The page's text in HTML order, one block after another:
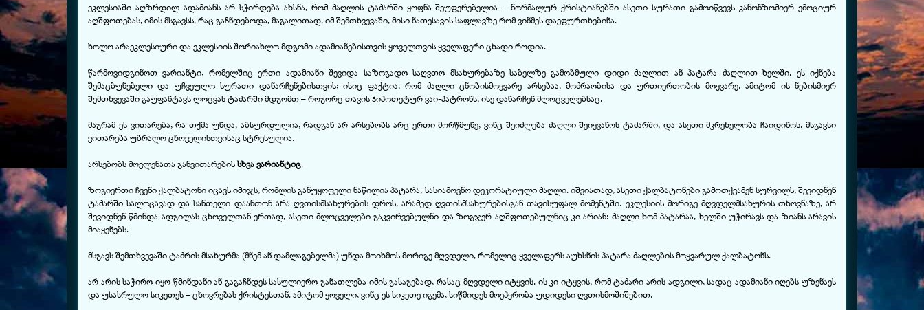
ეკლესიაში აღზრდილ ადამიანს არ სჭირდება ახსნა, რომ ძაღლის ტაძარში ყოფნა შეუფერებელია – ნორმალურ ქრისტიანებში ასეთი სურათი გამოიწვევს კანონზომიერ ემოციურ
აღშფოთებას, იმის მსგავსს, რაც გაჩნდებოდა, მაგალითად, იმ შემთხვევაში, მისი ნათესავის საფლავზე რომ ვინმეს დაეფურთხებინა.
ხოლო არაეკლესიური და ეკლესიის შორიახლო მდგომი ადამიანებისთვის ყოველთვის ყველაფერი ცხადი როდია.
წარმოვიდგინოთ ვარიანტი, რომელშიც ერთი ადამიანი შევიდა საზოგადო საღვთო მსახურებაზე საბელზე გამობმული დიდი ძაღლით ან პატარა ძაღლით ხელში. ეს იქნება
შემაცბუნებელი და უჩვეულო სურათი დანარჩენებისთვის; ისიც ფაქტია, რომ ძაღლი ცნობისმოყვარე არსებაა, მოძრაობისა და ურთიერთობის მოყვარე. ამიტომ ის ნებისმიერ
შემთხვევაში გაუფანტავს ლოცვას ტაძარში მდგომთ – როგორც თავის ჰიპოთეტურ ვაი-პატრონს, ისე დანარჩენ მლოცველებსაც.
მაგრამ ეს ვითარება, რა თქმა უნდა, აბსურდულია, რადგან არ არსებობს არც ერთი მორწმუნე, ვინც შეიძლება ძაღლი შეიყვანოს ტაძარში, და ასეთი მკრეხელობა ჩაიდინოს. მსგავსი
ვითარება უბრალო ცხოველისთვისაც სტრესულია.
არსებობს მოვლენათა განვითარებისსხვა ვარიანტიც.
ზოგიერთი ჩვენი ქალბატონი იცავს იმიჯს, რომლის განუყოფელი ნაწილია პატარა, სასიამოვნო დეკორატიული ძაღლი. იშვიათად, ასეთი ქალბატონები გამოთქვამენ სურვილს, შევიდნენ
ტაძარში სალოცავად და სანთელი დაანთონ არა ღვთისმსახურების დროს, არამედ ღვთისმსახურებისგან თავისუფალ მომენტში. ეკლესიის მორიგე მღვდელმსახურის თხოვნაზე, არ
შევიდნენ წმინდა ადგილას ცხოველთან ერთად, ასეთი მლოცველები გაკვირვებულნი და ზოგჯერ აღშფოთებულნიც კი არიან: ძაღლი ხომ პატარაა, ხელში უჭირავს და ზიანს არავის
მიაყენებს.
მსგავს შემთხვევაში ტაძრის მსახურმა (მნემ ან დამლაგებელმა) უნდა მოიხმოს მორიგე მღვდელი, რომელიც ყველაფერს აუხსნის პატარა ძაღლების მოყვარულ ქალბატონს.
არ არის საჭირო იყო წმინდანი ან გაგაჩნდეს სასულიერო განათლება იმის გასაგებად, რასაც მღვდელი იტყვის. ის კი იტყვის, რომ ტაძარი არის ადგილი, სადაც ადამიანი იღებს უზენაეს
და უსასრულო სიკეთეს – ცხოვრებას ქრისტესთან. ამიტომ ყოველი, ვინც ეს სიკეთე იგემა, სიწმიდეს მოეპყრობა უდიდესი ღვთისმოშიშებით.